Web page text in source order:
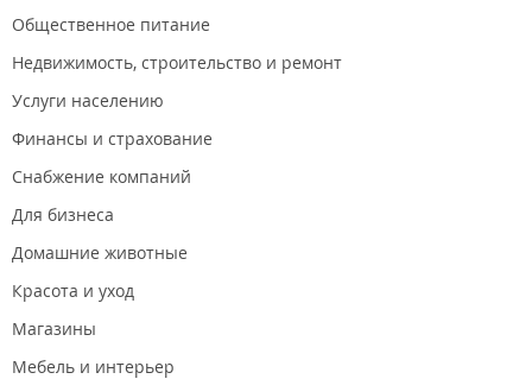
Общественное питание
Недвижимость, строительство и ремонт
Услуги населению
Финансы и страхование
Снабжение компаний
Для бизнеса
Домашние животные
Красота и уход
Магазины
Мебель и интерьер